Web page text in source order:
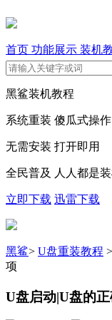
首页 功能展示 装机
黑鲨装机教程
系统重装 傻瓜式操作
无需安装 打开即用
全民普及 人人都是
立即下载 迅雷下载
黑鲨> U盘重装教程 >
项
U盘启动|U盘的